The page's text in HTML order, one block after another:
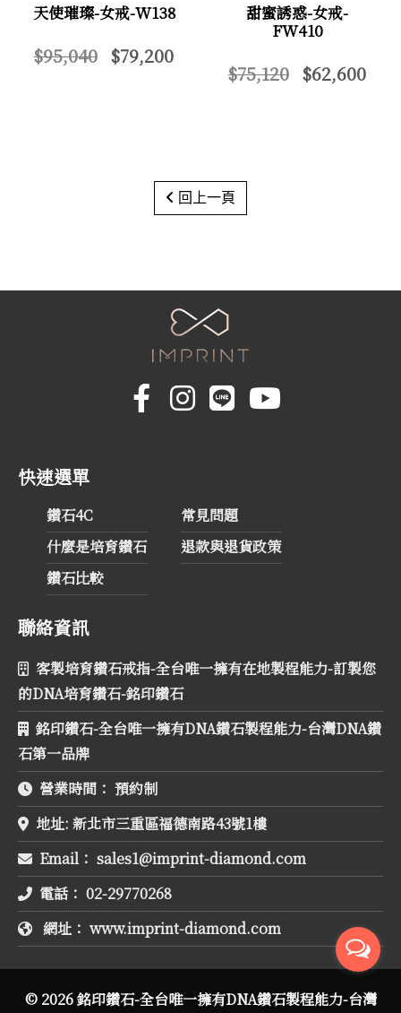
天使璀璨-女戒-W138
$95,040 $79,200
甜蜜誘惑-女戒-
FW410
$75,120 $62,600
回上一頁
快速選單
鑽石4C
什麼是培育鑽石
鑽石比較
常見問題
退款與退貨政策
聯絡資訊
客製培育鑽石戒指-全台唯一擁有在地製程能力-訂製您
的DNA培育鑽石-銘印鑽石
銘印鑽石-全台唯一擁有DNA鑽石製程能力-台灣DNA鑽
石第一品牌
營業時間： 預約制
地址: 新北市三重區福德南路43號1樓
Email：
電話： 02-29770268
網址： www.imprint-diamond.com
© 2026 銘印鑽石-全台唯一擁有DNA鑽石製程能力-台灣